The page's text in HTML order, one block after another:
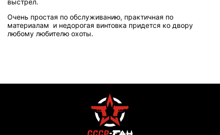
выстрел.
Очень простая по обслуживанию, практичная по
материалам и недорогая винтовка придется ко двору
любому любителю охоты.